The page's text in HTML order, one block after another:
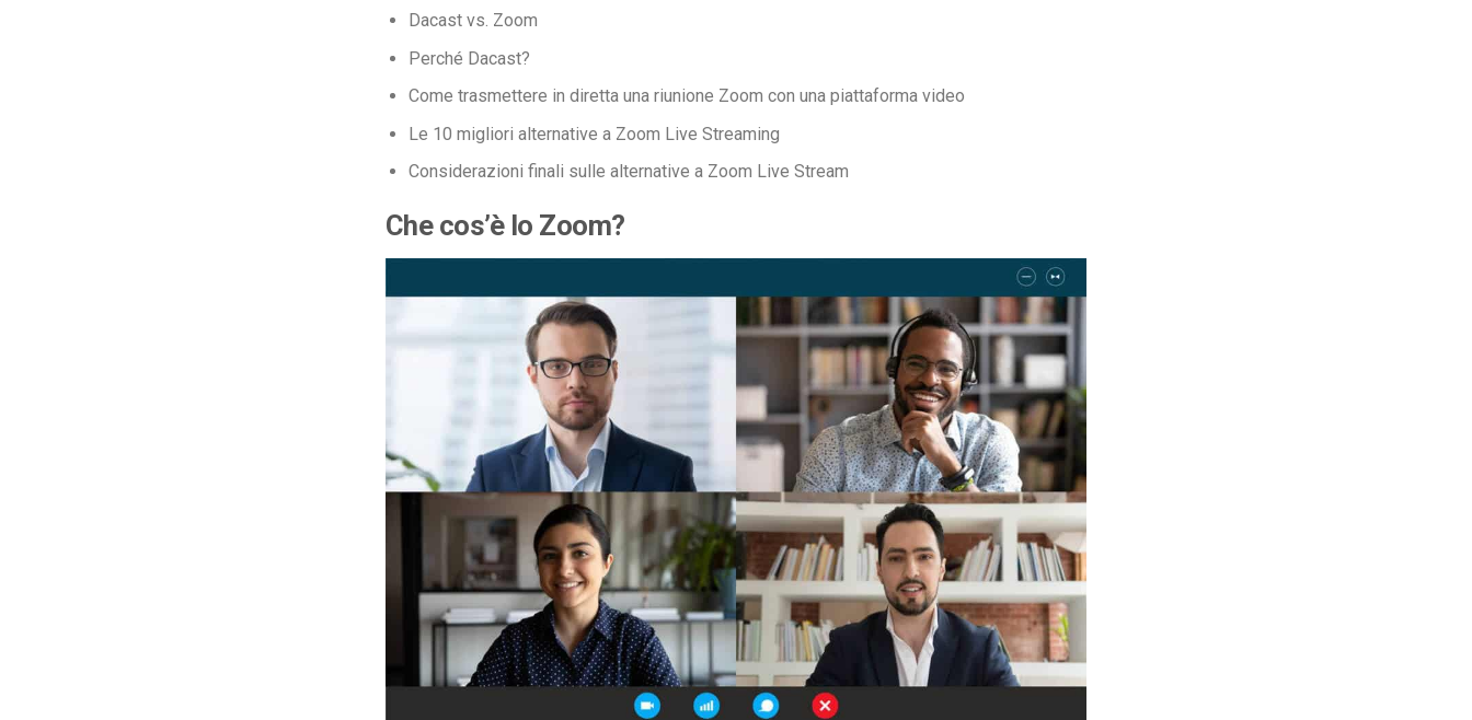
Dacast vs. Zoom
Perché Dacast?
Come trasmettere in diretta una riunione Zoom con una piattaforma video
Le 10 migliori alternative a Zoom Live Streaming
Considerazioni finali sulle alternative a Zoom Live Stream
Che cos’è lo Zoom?